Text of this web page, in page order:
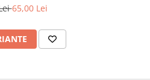
65,00 Lei